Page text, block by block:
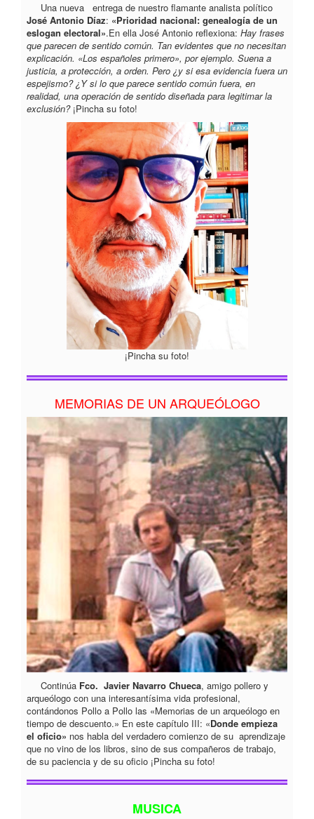
Una nueva entrega de nuestro flamante analista político
José Antonio Díaz: «Prioridad nacional: genealogía de un
eslogan electoral».En ella José Antonio reflexiona: Hay frases
que parecen de sentido común. Tan evidentes que no necesitan
explicación. «Los españoles primero», por ejemplo. Suena a
justicia, a protección, a orden. Pero ¿y si esa evidencia fuera un
espejismo? ¿Y si lo que parece sentido común fuera, en
realidad, una operación de sentido diseñada para legitimar la
exclusión? ¡Pincha su foto!
¡Pincha su foto!
MEMORIAS DE UN ARQUEÓLOGO
Continúa Fco. Javier Navarro Chueca, amigo pollero y
arqueólogo con una interesantísima vida profesional,
contándonos Pollo a Pollo las «Memorias de un arqueólogo en
tiempo de descuento.» En este capítulo III: «Donde empieza
el oficio» nos habla del verdadero comienzo de su aprendizaje
que no vino de los libros, sino de sus compañeros de trabajo,
de su paciencia y de su oficio ¡Pincha su foto!
MUSICA